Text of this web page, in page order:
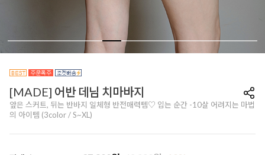
[MADE] 어반 데님 치마바지
앞은 스커트, 뒤는 반바지 일체형 반전매력템♡ 입는 순간 -10살 어려지는 마법
의 아이템 (3color / S~XL)